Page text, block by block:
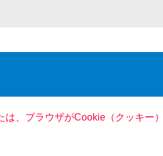
、ブラウザがCookie（クッキー